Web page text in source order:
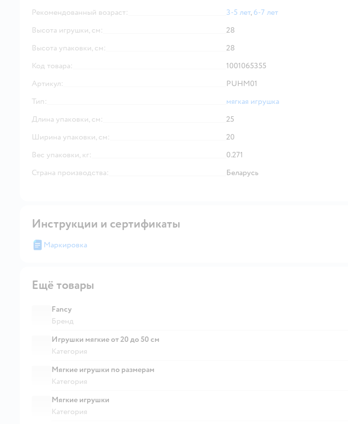
Рекомендованный возраст:
3-5 лет, 6-7 лет
Высота игрушки, см:
28
Высота упаковки, см:
28
Код товара:
1001065355
Артикул:
PUHM01
Тип:
мягкая игрушка
Длина упаковки, см:
25
Ширина упаковки, см:
20
Вес упаковки, кг:
0.271
Страна производства:
Беларусь
Инструкции и сертификаты
Маркировка
Ещё товары
Fancy
Бренд
Игрушки мягкие от 20 до 50 см
Категория
Мягкие игрушки по размерам
Категория
Мягкие игрушки
Категория